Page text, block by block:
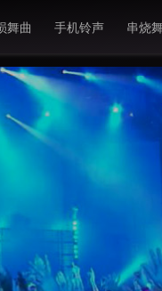
舞曲 手机铃声 串烧